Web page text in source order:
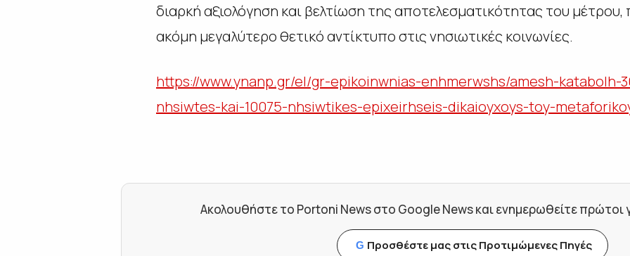
διαρκή αξιολόγηση και βελτίωση της αποτελεσματικότητας του μέτρου,
ακόμη μεγαλύτερο θετικό αντίκτυπο στις νησιωτικές κοινωνίες.
https://www.ynanp.gr/el/gr-epikoinwnias-enhmerwshs/amesh-katabolh-
nhsiwtes-kai-10075-nhsiwtikes-epixeirhseis-dikaioyxoys-toy-
Ακολουθήστε το Portoni News στο Google News και ενημερωθείτε πρώτοι
G Προσθέστε μας στις Προτιμώμενες Πηγές